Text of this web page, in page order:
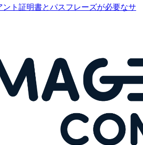
ト証明書とパスフレーズが必要なサ